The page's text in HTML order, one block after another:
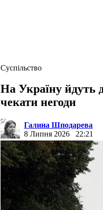
Суспільство
На Україну йдуть
чекати негоди
Галина Шподарева
8 Липня 2026
22:21